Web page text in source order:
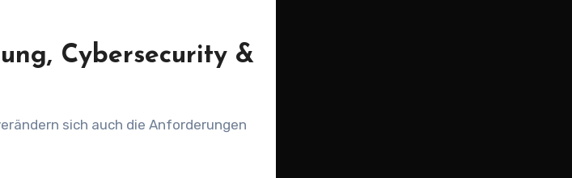
Cybersecurity &
sich auch die Anforderungen